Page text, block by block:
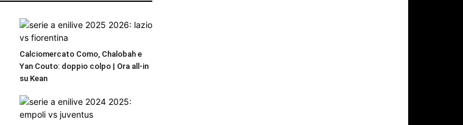
Calciomercato Como, Chalobah e
Yan Couto: doppio colpo | Ora all-in
su Kean